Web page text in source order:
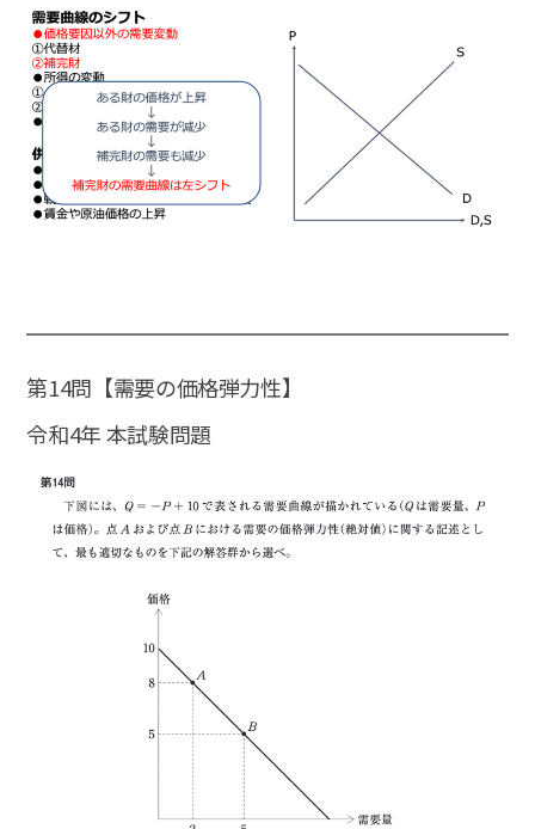
第14問【需要の価格弾力性】
令和4年 本試験問題